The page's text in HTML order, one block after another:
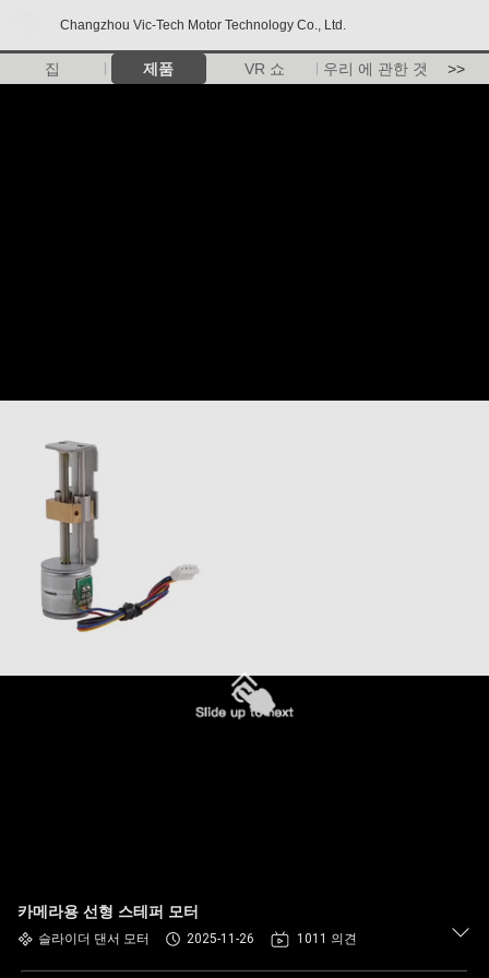
Changzhou Vic-Tech Motor Technology Co., Ltd.
집 제품 VR 쇼 우리 에 관한 것 >>
카메라용 선형 스테퍼 모터
슬라이더 댄서 모터 2025-11-26 1011 의견